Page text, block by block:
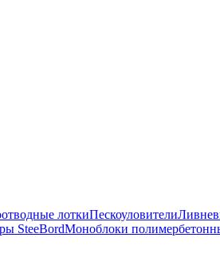
лоткиПескоуловители
SteeBordМоноблоки